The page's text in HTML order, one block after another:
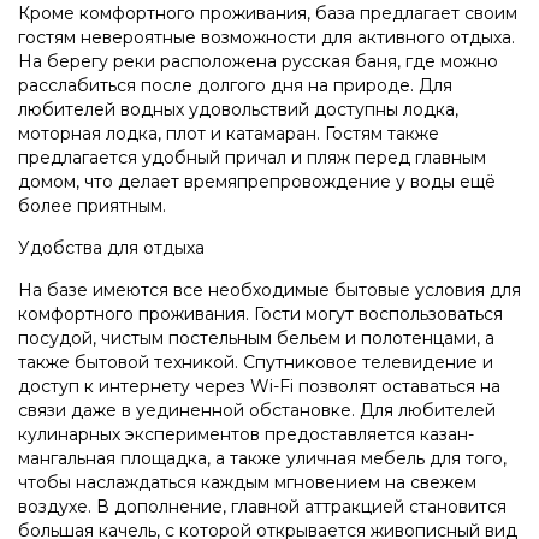
Кроме комфортного проживания, база предлагает своим
гостям невероятные возможности для активного отдыха.
На берегу реки расположена русская баня, где можно
расслабиться после долгого дня на природе. Для
любителей водных удовольствий доступны лодка,
моторная лодка, плот и катамаран. Гостям также
предлагается удобный причал и пляж перед главным
домом, что делает времяпрепровождение у воды ещё
более приятным.
Удобства для отдыха
На базе имеются все необходимые бытовые условия для
комфортного проживания. Гости могут воспользоваться
посудой, чистым постельным бельем и полотенцами, а
также бытовой техникой. Спутниковое телевидение и
доступ к интернету через Wi-Fi позволят оставаться на
связи даже в уединенной обстановке. Для любителей
кулинарных экспериментов предоставляется казан-
мангальная площадка, а также уличная мебель для того,
чтобы наслаждаться каждым мгновением на свежем
воздухе. В дополнение, главной аттракцией становится
большая качель, с которой открывается живописный вид